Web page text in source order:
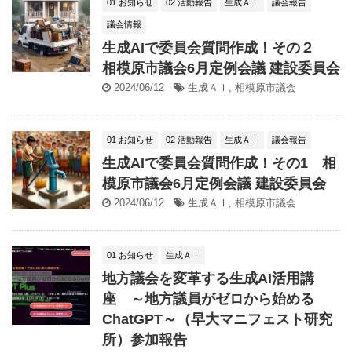
01 お知らせ 02 活動報告 生成ＡＩ 議会報告
議会情報
生成AIで委員会質問作成！その２
相模原市議会6月定例会議 建設委員会
2024/06/12 生成ＡＩ , 相模原市議会
01 お知らせ 02 活動報告 生成ＡＩ 議会報告
生成AIで委員会質問作成！その1 相
模原市議会6月定例会議 建設委員会
2024/06/12 生成ＡＩ , 相模原市議会
01 お知らせ 生成ＡＩ
地方議会を変革する生成AI活用講
座 ～地方議員がゼロから始める
ChatGPT～（早大マニフェスト研究
所）参加報告